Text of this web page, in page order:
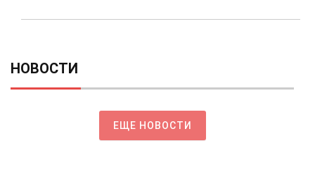
НОВОСТИ
ЕЩЕ НОВОСТИ